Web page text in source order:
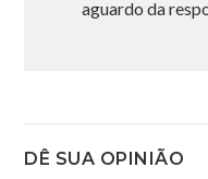
aguardo da
DÊ SUA OPINIÃO